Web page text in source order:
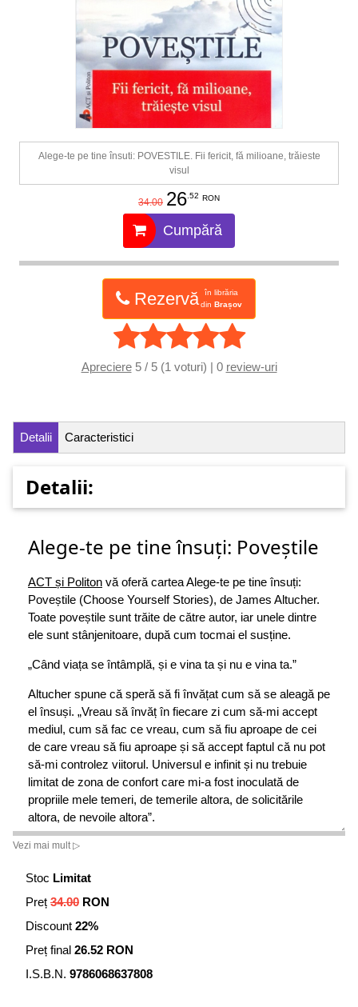
Alege-te pe tine însuti: POVESTILE. Fii fericit, fă milioane, trăieste
visul
34.00 26.52 RON
Cumpără
Rezervă
în librăria
din Brașov
Apreciere5 / 5 (1 voturi) | 0 review-uri
Detalii Caracteristici
Detalii:
Alege-te pe tine însuți: Poveștile
ACT și Politon vă oferă cartea Alege-te pe tine însuți:
Poveștile (Choose Yourself Stories), de James Altucher.
Toate poveștile sunt trăite de către autor, iar unele dintre
ele sunt stânjenitoare, după cum tocmai el susține.
„Când viața se întâmplă, și e vina ta și nu e vina ta.”
Altucher spune că speră să fi învățat cum să se aleagă pe
el însuși. „Vreau să învăț în fiecare zi cum să-mi accept
mediul, cum să fac ce vreau, cum să fiu aproape de cei
de care vreau să fiu aproape și să accept faptul că nu pot
să-mi controlez viitorul. Universul e infinit și nu trebuie
limitat de zona de confort care mi-a fost inoculată de
propriile mele temeri, de temerile altora, de solicitările
altora, de nevoile altora”.
Citiți mai multe informații despre cartea ”Alege-te pe tine
și cum toți ceilalți ar urma să moară azi”, „Cum l-am ucis
pe Osama Bin Laden”, „Cum l-am făcut pe Yasser Arafat
să piardă două milioane de dolari” sau „De ce ar trebui să
cum să nu stârnească curiozitatea unei game largi de
Vezi mai mult ▷
Stoc Limitat
Preț 34.00 RON
Discount 22%
Preț final 26.52 RON
I.S.B.N. 9786068637808